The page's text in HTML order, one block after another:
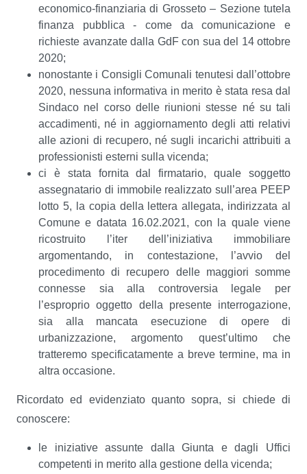
economico-finanziaria di Grosseto – Sezione tutela
finanza pubblica - come da comunicazione e
richieste avanzate dalla GdF con sua del 14 ottobre
2020;
nonostante i Consigli Comunali tenutesi dall’ottobre
2020, nessuna informativa in merito è stata resa dal
Sindaco nel corso delle riunioni stesse né su tali
accadimenti, né in aggiornamento degli atti relativi
alle azioni di recupero, né sugli incarichi attribuiti a
professionisti esterni sulla vicenda;
ci è stata fornita dal firmatario, quale soggetto
assegnatario di immobile realizzato sull’area PEEP
lotto 5, la copia della lettera allegata, indirizzata al
Comune e datata 16.02.2021, con la quale viene
ricostruito l’iter dell’iniziativa immobiliare
argomentando, in contestazione, l’avvio del
procedimento di recupero delle maggiori somme
connesse sia alla controversia legale per
l’esproprio oggetto della presente interrogazione,
sia alla mancata esecuzione di opere di
urbanizzazione, argomento quest’ultimo che
tratteremo specificatamente a breve termine, ma in
altra occasione.
Ricordato ed evidenziato quanto sopra, si chiede di
conoscere:
le iniziative assunte dalla Giunta e dagli Uffici
competenti in merito alla gestione della vicenda;